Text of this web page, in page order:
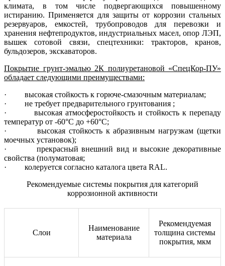
климата, в том числе подвергающихся повышенному
истиранию. Применяется для защиты от коррозии стальных
резервуаров, емкостей, трубопроводов для перевозки и
хранения нефтепродуктов, индустриальных масел, опор ЛЭП,
вышек сотовой связи, спецтехники: тракторов, кранов,
бульдозеров, экскаваторов.
Покрытие грунт-эмалью 2К полиуретановой «СпецКор-ПУ»
обладает следующими преимуществами:
· высокая стойкость к горюче-смазочным материалам;
· не требует предварительного грунтования ;
· высокая атмосферостойкость и стойкость к перепаду
температур от -60°С до +60°С;
· высокая стойкость к абразивным нагрузкам (щетки
моечных установок);
· прекрасный внешний вид и высокие декоративные
свойства (полуматовая;
· колеруется согласно каталога цвета RAL.
Рекомендуемые системы покрытия для категорий
коррозионной активности
Слои
Наименование
материала
Рекомендуемая
толщина системы
покрытия, мкм